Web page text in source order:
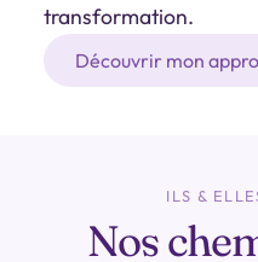
transformation.
Découvrir mon
ILS &
Nos